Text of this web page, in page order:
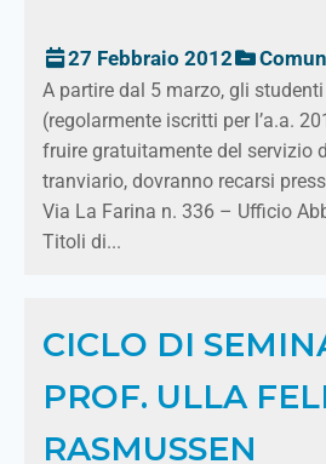
27 Febbraio 2012
A partire dal 5 marzo, gli
(regolarmente iscritti per l’a.a.
fruire gratuitamente del servizio
tranviario, dovranno recarsi
Via La Farina n. 336 – Ufficio
Titoli di...
CICLO DI
PROF. ULLA
RASMUSSEN